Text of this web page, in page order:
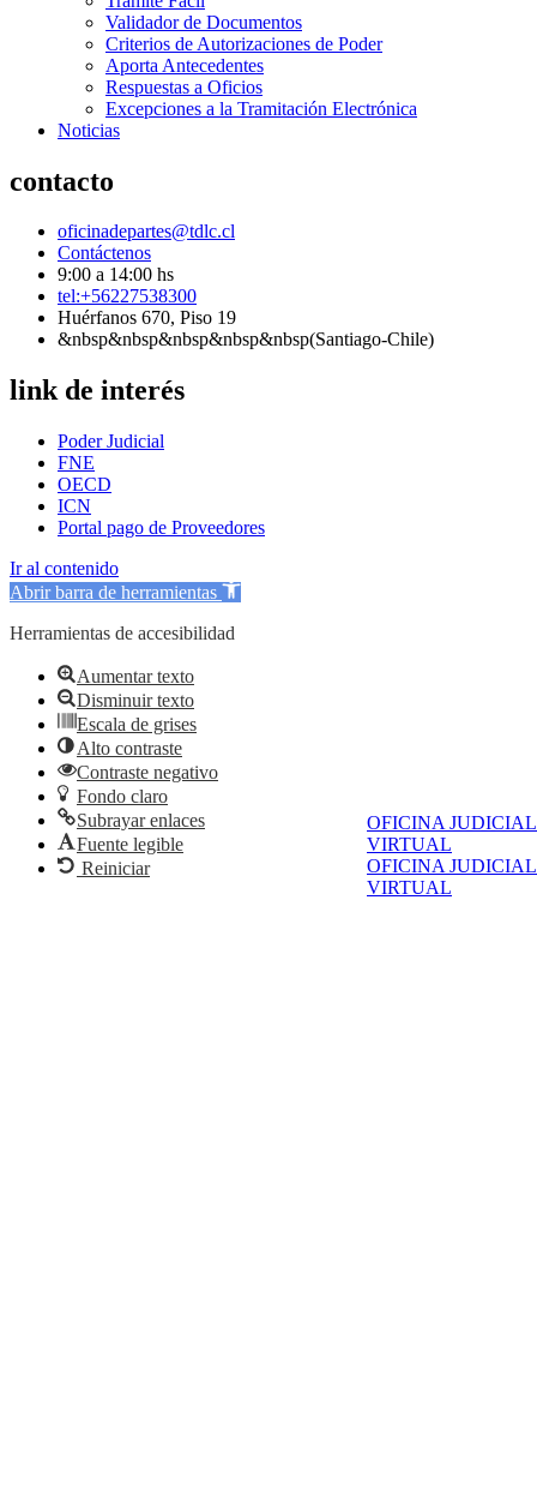
OFICINA JUDICIAL
VIRTUAL
OFICINA JUDICIAL
VIRTUAL
Validador de Documentos
Criterios de Autorizaciones de Poder
Aporta Antecedentes
Respuestas a Oficios
Excepciones a la Tramitación Electrónica
Noticias
contacto
oficinadepartes@tdlc.cl
Contáctenos
9:00 a 14:00 hs
tel:+56227538300
Huérfanos 670, Piso 19
&nbsp&nbsp&nbsp&nbsp&nbsp(Santiago-Chile)
link de interés
Poder Judicial
FNE
OECD
ICN
Portal pago de Proveedores
Ir al contenido
Abrir barra de herramientas
Herramientas de accesibilidad
Aumentar texto
Disminuir texto
Escala de grises
Alto contraste
Contraste negativo
Fondo claro
Subrayar enlaces
Fuente legible
Reiniciar